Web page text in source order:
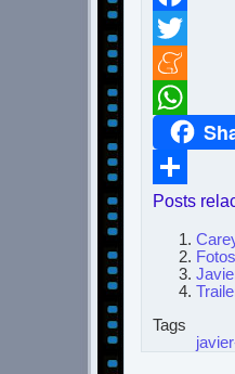
Facebook
Twitter
Meneame
WhatsApp
Compartir
Posts
Tags